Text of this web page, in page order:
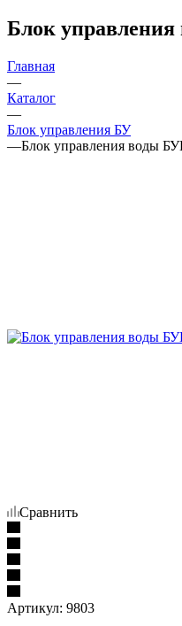
Блок
Главная
—
Каталог
—
Блок управления БУ
—Блок управления воды
Сравнить
Артикул: 9803